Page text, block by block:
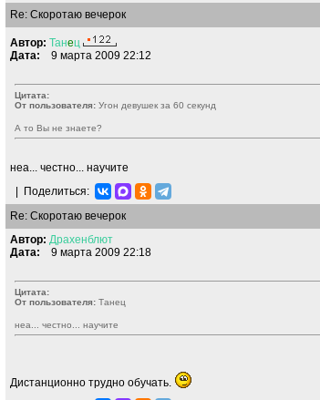
Re: Скоротаю вечерок
Автор: Танeц
Дата: 9 марта 2009 22:12
Цитата:
От пользователя: Угон девушек за 60 секунд
А то Вы не знаете?
неа... честно... научите
Поделиться:
Re: Скоротаю вечерок
Автор: Драхенблют
Дата: 9 марта 2009 22:18
Цитата:
От пользователя: Танeц
неа... честно... научите
Дистанционно трудно обучать.